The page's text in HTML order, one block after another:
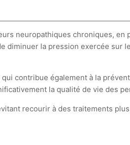
neuropathiques chroniques, en
diminuer la pression exercée sur
contribue également à la
la qualité de vie des
recourir à des traitements